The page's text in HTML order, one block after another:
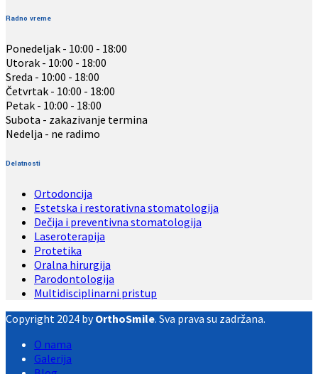
Radno vreme
Ponedeljak - 10:00 - 18:00
Utorak - 10:00 - 18:00
Sreda - 10:00 - 18:00
Četvrtak - 10:00 - 18:00
Petak - 10:00 - 18:00
Subota - zakazivanje termina
Nedelja - ne radimo
Delatnosti
Ortodoncija
Estetska i restorativna stomatologija
Dečija i preventivna stomatologija
Laseroterapija
Protetika
Oralna hirurgija
Parodontologija
Multidisciplinarni pristup
Copyright 2024 byOrthoSmile. Sva prava su zadržana.
O nama
Galerija